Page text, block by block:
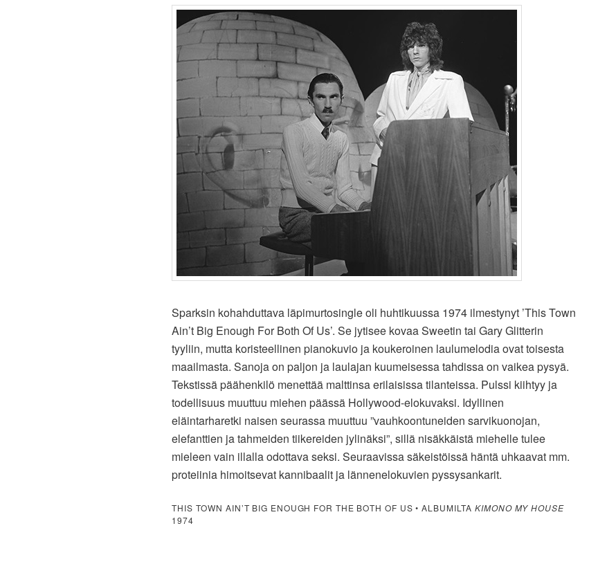
Sparksin kohahduttava läpimurtosingle oli huhtikuussa 1974 ilmestynyt ’This Town
Ain’t Big Enough For Both Of Us’. Se jytisee kovaa Sweetin tai Gary Glitterin
tyyliin, mutta koristeellinen pianokuvio ja koukeroinen laulumelodia ovat toisesta
maailmasta. Sanoja on paljon ja laulajan kuumeisessa tahdissa on vaikea pysyä.
Tekstissä päähenkilö menettää malttinsa erilaisissa tilanteissa. Pulssi kiihtyy ja
todellisuus muuttuu miehen päässä Hollywood-elokuvaksi. Idyllinen
eläintarharetki naisen seurassa muuttuu ”vauhkoontuneiden sarvikuonojan,
elefanttien ja tahmeiden tiikereiden jylinäksi”, sillä nisäkkäistä miehelle tulee
mieleen vain illalla odottava seksi. Seuraavissa säkeistöissä häntä uhkaavat mm.
proteiinia himoitsevat kannibaalit ja lännenelokuvien pyssysankarit.
THIS TOWN AIN’T BIG ENOUGH FOR THE BOTH OF US • ALBUMILTAKIMONO MY HOUSE
1974